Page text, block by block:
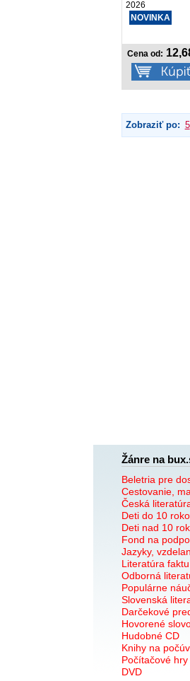
2026
NOVINKA
Cena od:
Zobraziť po: 5
Žánre na
Beletria pre
Cestovanie,
Česká
Deti do 10
Deti nad 10
Fond na
Jazyky,
Literatúra faktu
Odborná
Populárne
Slovenská
Darčekové
Hovorené
Hudobné CD
Knihy na
Počítačové
DVD